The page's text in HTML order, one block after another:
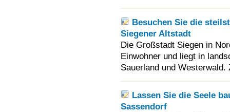
Besuchen Sie die
Siegener Altstadt
Die Großstadt Siegen in
Einwohner und liegt in
Sauerland und
Lassen Sie die Seele
Sassendorf